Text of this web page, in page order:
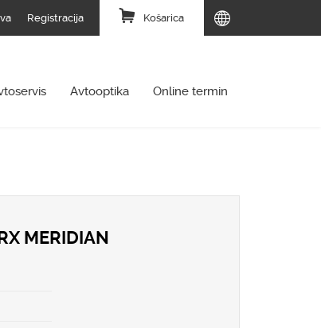
Registracija Košarica
Avtooptika Online termin
MERIDIAN